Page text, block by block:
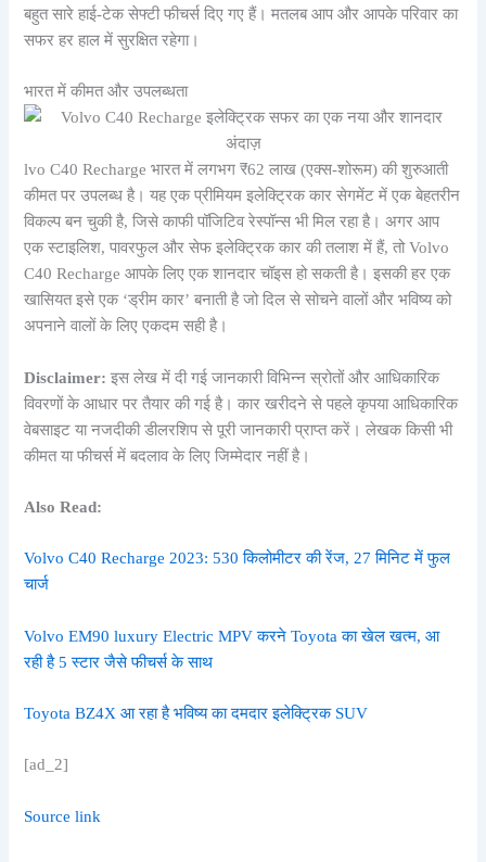
बहुत सारे हाई-टेक सेफ्टी फीचर्स दिए गए हैं। मतलब आप और आपके परिवार का
सफर हर हाल में सुरक्षित रहेगा।
भारत में कीमत और उपलब्धता
lvo C40 Recharge भारत में लगभग ₹62 लाख (एक्स-शोरूम) की शुरुआती
कीमत पर उपलब्ध है। यह एक प्रीमियम इलेक्ट्रिक कार सेगमेंट में एक बेहतरीन
विकल्प बन चुकी है, जिसे काफी पॉजिटिव रेस्पॉन्स भी मिल रहा है। अगर आप
एक स्टाइलिश, पावरफुल और सेफ इलेक्ट्रिक कार की तलाश में हैं, तो Volvo
C40 Recharge आपके लिए एक शानदार चॉइस हो सकती है। इसकी हर एक
खासियत इसे एक ‘ड्रीम कार’ बनाती है जो दिल से सोचने वालों और भविष्य को
अपनाने वालों के लिए एकदम सही है।
Disclaimer: इस लेख में दी गई जानकारी विभिन्न स्रोतों और आधिकारिक
विवरणों के आधार पर तैयार की गई है। कार खरीदने से पहले कृपया आधिकारिक
वेबसाइट या नजदीकी डीलरशिप से पूरी जानकारी प्राप्त करें। लेखक किसी भी
कीमत या फीचर्स में बदलाव के लिए जिम्मेदार नहीं है।
Also Read:
Volvo C40 Recharge 2023: 530 किलोमीटर की रेंज, 27 मिनिट में फुल
चार्ज
Volvo EM90 luxury Electric MPV करने Toyota का खेल खत्म, आ
रही है 5 स्टार जैसे फीचर्स के साथ
Toyota BZ4X आ रहा है भविष्य का दमदार इलेक्ट्रिक SUV
[ad_2]
Source link